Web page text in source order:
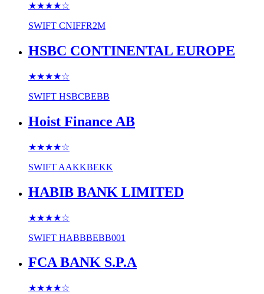
★★★★☆
SWIFT CNIFFR2M
HSBC CONTINENTAL EUROPE
★★★★☆
SWIFT HSBCBEBB
Hoist Finance AB
★★★★☆
SWIFT AAKKBEKK
HABIB BANK LIMITED
★★★★☆
SWIFT HABBBEBB001
FCA BANK S.P.A
★★★★☆